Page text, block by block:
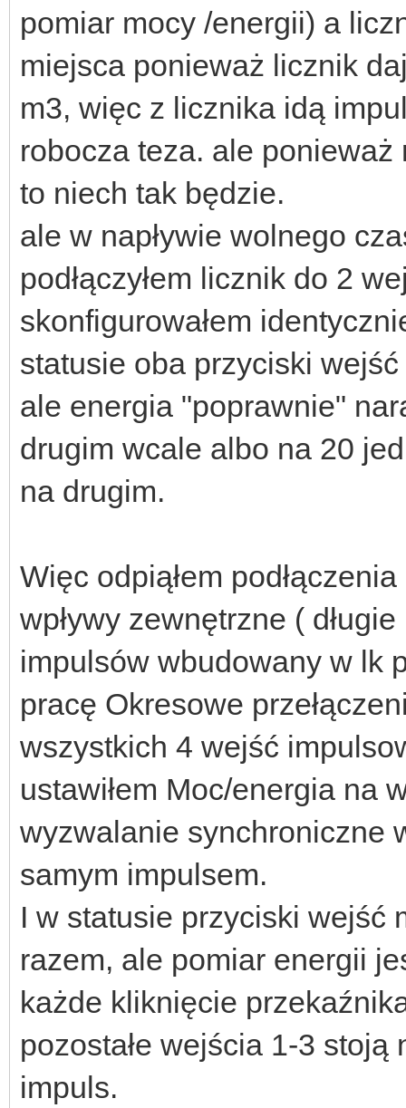
pomiar mocy /energii) a
miejsca ponieważ licznik
m3, więc z licznika idą
robocza teza. ale ponieważ
to niech tak będzie.
ale w napływie wolnego
podłączyłem licznik do 2
skonfigurowałem
statusie oba przyciski
ale energia "poprawnie"
drugim wcale albo na 20
na drugim.
Więc odpiąłem
wpływy zewnętrzne (
impulsów wbudowany w lk
pracę Okresowe
wszystkich 4 wejść
ustawiłem Moc/energia na
wyzwalanie synchroniczne
samym impulsem.
I w statusie przyciski wejść
razem, ale pomiar energii
każde kliknięcie
pozostałe wejścia 1-3
impuls.